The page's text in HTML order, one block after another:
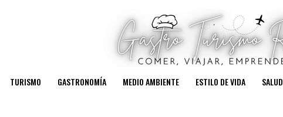
TURISMO GASTRONOMÍA MEDIO AMBIENTE ESTILO DE VIDA SALUD